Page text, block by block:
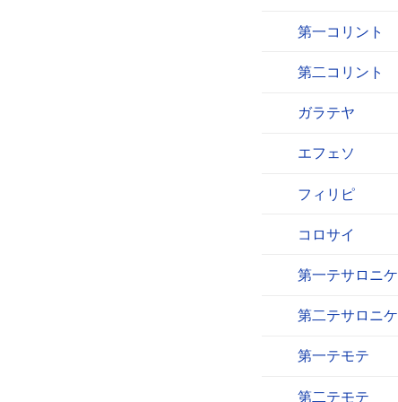
第一コリント
第二コリント
ガラテヤ
エフェソ
フィリピ
コロサイ
第一テサロニケ
第二テサロニケ
第一テモテ
第二テモテ